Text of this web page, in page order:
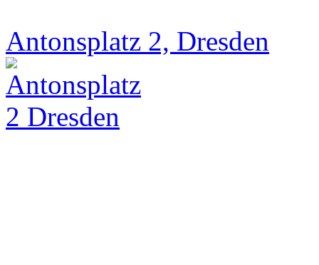
Antonsplatz 2, Dresden